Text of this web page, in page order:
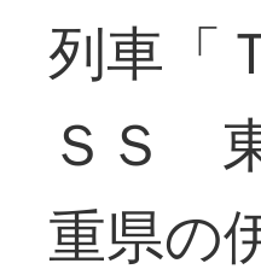
列車「
ＳＳ
重県の